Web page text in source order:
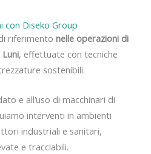
con Diseko Group
riferimento nelle operazioni di
, effettuate con tecniche
sostenibili.
e all’uso di macchinari di
interventi in ambienti
industriali e sanitari,
e tracciabili.